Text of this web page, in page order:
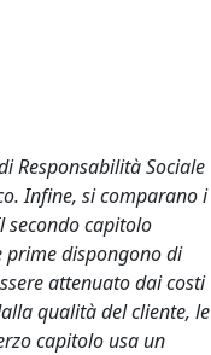
Responsabilità Sociale
Infine, si comparano i
secondo capitolo
prime dispongono di
attenuato dai costi
qualità del cliente, le
capitolo usa un